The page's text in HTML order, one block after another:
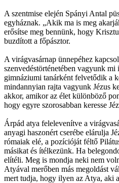
A szentmise elején Spányi Antal
egyháznak. „Akik ma is meg
erősítse meg bennünk, hogy
buzdított a főpásztor.
A virágvasárnap ünnepéhez
szenvedéstörténetében vagyunk
gimnáziumi tanárként felvetődik a
mindannyian rajta vagyunk Jézus
akkor, amikor az élet különböző
hogy egyre szorosabban keresse
Árpád atya felelevenítve a
anyagi haszonért cserébe elárulja
rómaiak elé, a pozícióját féltő
másikat és ítélkezünk. Ha
elítéli. Meg is mondja neki nem
Atyával merőben más megoldást
mert tudja, hogy ilyen az Atya, aki